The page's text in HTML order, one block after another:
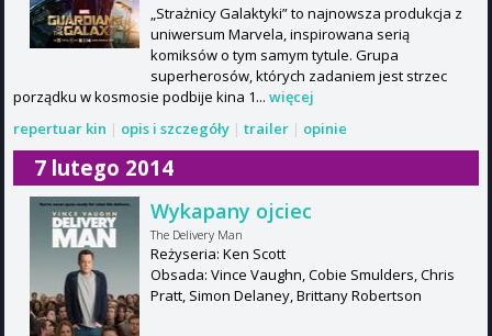
„Strażnicy Galaktyki” to najnowsza produkcja z
uniwersum Marvela, inspirowana serią
komiksów o tym samym tytule. Grupa
superherosów, których zadaniem jest strzec
porządku w kosmosie podbije kina 1... więcej
repertuar kin | opis i szczegóły | trailer | opinie
7 lutego 2014
Wykapany ojciec
The Delivery Man
Reżyseria: Ken Scott
Obsada: Vince Vaughn, Cobie Smulders, Chris
Pratt, Simon Delaney, Brittany Robertson